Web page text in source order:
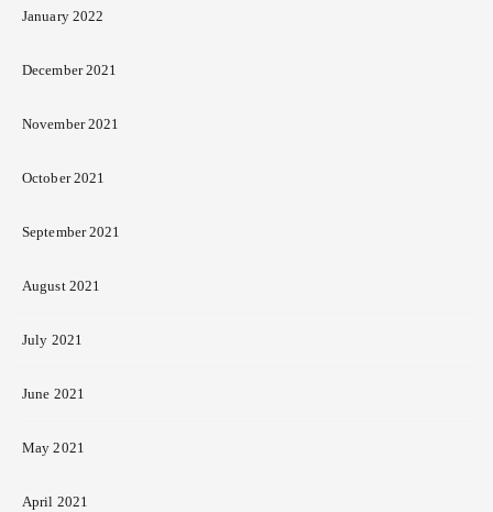
January 2022
December 2021
November 2021
October 2021
September 2021
August 2021
July 2021
June 2021
May 2021
April 2021